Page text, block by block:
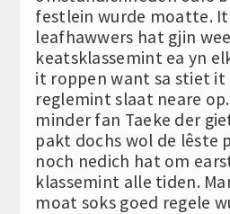
festlein wurde moatte.
leafhawwers hat gjin
keatsklassemint ea yn
it roppen want sa stiet it
reglemint slaat neare
minder fan Taeke der
pakt dochs wol de lêste
noch nedich hat om
klassemint alle tiden.
moat soks goed regele